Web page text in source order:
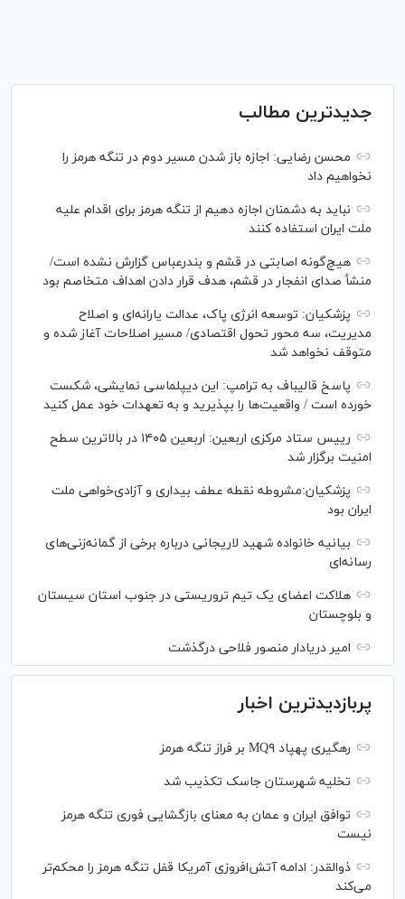
جدیدترین مطالب
محسن رضایی: اجازه باز شدن مسیر دوم در تنگه هرمز را
نخواهیم داد
نباید به دشمنان اجازه دهیم از تنگه هرمز برای اقدام علیه
ملت ایران استفاده کنند
هیچ‌گونه اصابتی در قشم و بندرعباس گزارش نشده است/
منشأ صدای انفجار در قشم، هدف قرار دادن اهداف متخاصم بود
پزشکیان: توسعه انرژی پاک، عدالت یارانه‌ای و اصلاح
مدیریت، سه محور تحول اقتصادی/ مسیر اصلاحات آغاز شده و
متوقف نخواهد شد
پاسخ قالیباف به ترامپ: این دیپلماسی نمایشی، شکست
خورده است / واقعیت‌ها را بپذیرید و به تعهدات خود عمل کنید
رییس ستاد مرکزی اربعین: اربعین ۱۴۰۵ در بالاترین سطح
امنیت برگزار شد
پزشکیان:مشروطه نقطه عطف بیداری و آزادی‌خواهی ملت
ایران بود
بیانیه خانواده شهید لاریجانی درباره برخی از گمانه‌زنی‌های
رسانه‌ای
هلاکت اعضای یک تیم تروریستی در جنوب استان سیستان
و بلوچستان
امیر دریادار منصور فلاحی درگذشت
پربازدیدترین اخبار
رهگیری پهپاد MQ۹ بر فراز تنگه هرمز
تخلیه شهرستان جاسک تکذیب شد
توافق ایران و عمان به معنای بازگشایی فوری تنگه هرمز
نیست
ذوالقدر: ادامه آتش‌افروزی آمریکا قفل تنگه هرمز را محکم‌تر
می‌کند